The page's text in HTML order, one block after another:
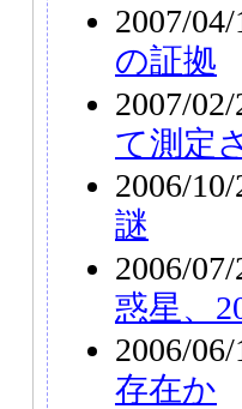
2007/
の証拠
2007/
て測定
2006/
謎
2006/
惑星、
2006/
存在か